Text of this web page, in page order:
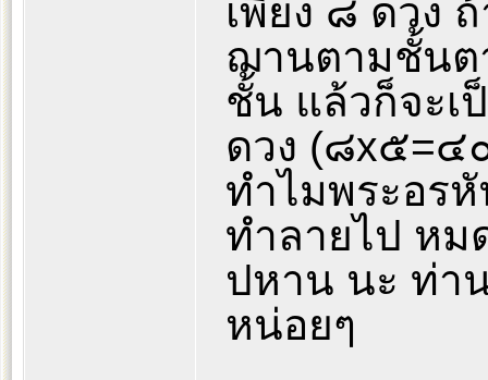
เพียง ๘ ดวง
ฌานตามชั้นต
ชั้น แล้วก็จะเ
ดวง (๘x๕=๔
ทำไมพระอร
ทำลายไป หม
ปหาน นะ ท่า
หน่อยๆ